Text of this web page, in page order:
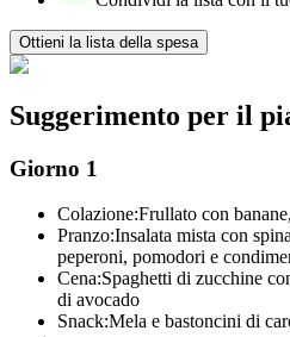
Ottieni la lista della spesa
Suggerimento per il
Giorno 1
Colazione:Frullato con
Pranzo:Insalata mista con
peperoni, pomodori e
Cena:Spaghetti di zucchine
di avocado
Snack:Mela e bastoncini di